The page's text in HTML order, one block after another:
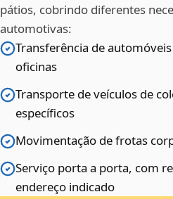
pátios, cobrindo diferentes
automotivas:
Transferência de
oficinas
Transporte de veículos de
específicos
Movimentação de frotas
Serviço porta a porta, com
endereço indicado